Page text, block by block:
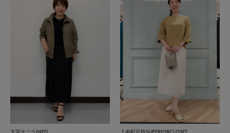
大宮そごうINED 上本町近鉄SUPERIORCLOSET